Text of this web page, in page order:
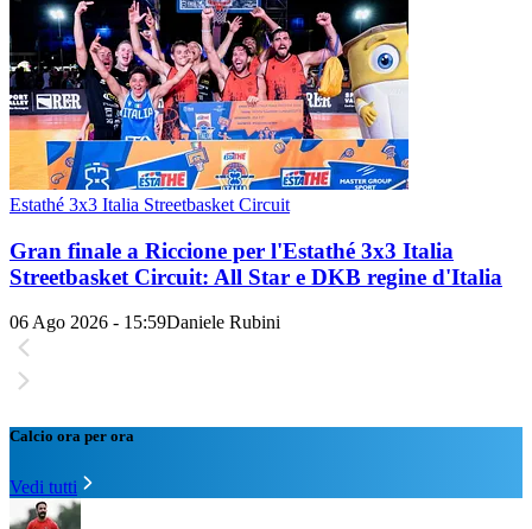
Estathé 3x3 Italia Streetbasket Circuit
Gran finale a Riccione per l'Estathé 3x3 Italia
Streetbasket Circuit: All Star e DKB regine d'Italia
06 Ago 2026 - 15:59Daniele Rubini
Calcio ora per ora
Vedi tutti